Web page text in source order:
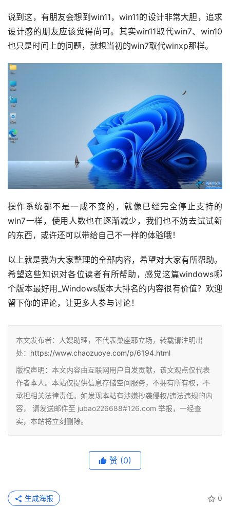
说到这，有朋友会想到win11，win11的设计非常大胆，追求
设计感的朋友应该觉得尚可。其实win11取代win7、win10
也只是时间上的问题，就想当初的win7取代winxp那样。
操作系统都不是一成不变的，就像已经完全停止支持的
win7一样，使用人数也在逐渐减少，我们也不妨去试试新
的东西，或许还可以带给自己不一样的体验哦！
以上就是我为大家整理的全部内容，希望对大家有所帮助。
希望这些知识对各位读者有所帮助，感觉这篇windows哪
个版本最好用_Windows版本大排名的内容很有价值？欢迎
留下你的评论，让更多人参与讨论！
本文发布者：大嫂助理，不代表巢座耶立场，转载请注明出
处： https://www.chaozuoye.com/p/6194.html
版权声明：本文内容由互联网用户自发贡献，该文观点仅代表
作者本人。本站仅提供信息存储空间服务，不拥有所有权，不
承担相关法律责任。如发现本站有涉嫌抄袭侵权/违法违规的内
容， 请发送邮件至 jubao226688#126.com 举报，一经查
实，本站将立刻删除。
赞 (0)
0
生成海报